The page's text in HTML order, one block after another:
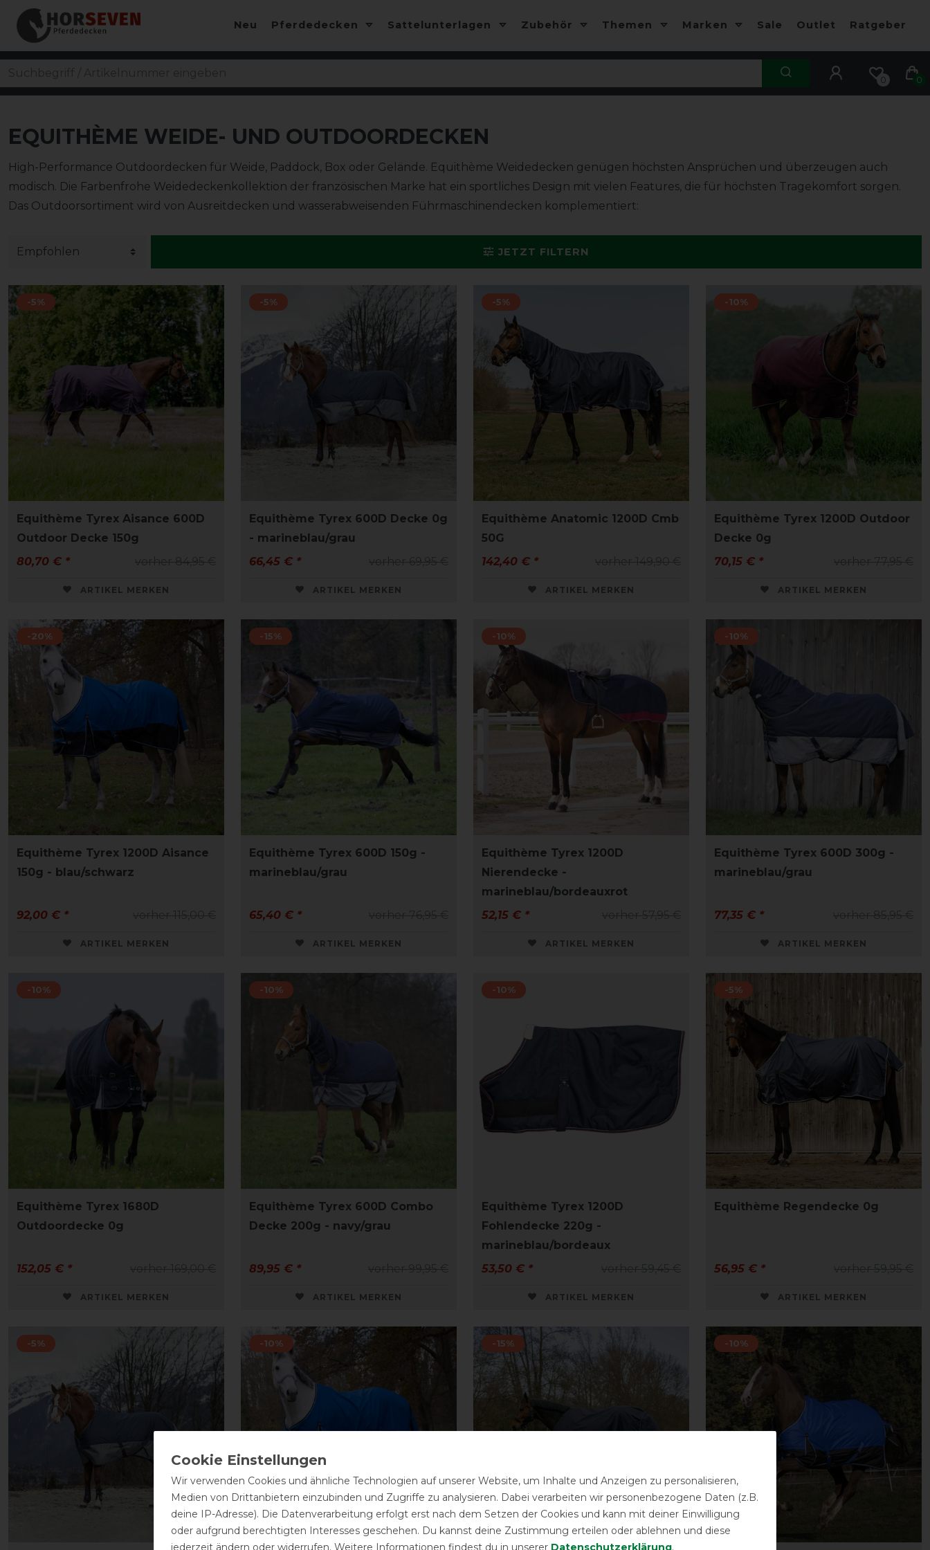
Neu Pferdedecken Sattelunterlagen Zubehör Themen Marken Sale Outlet Ratgeber
0 0
EQUITHÈME WEIDE- UND OUTDOORDECKEN
High-Performance Outdoordecken für Weide, Paddock, Box oder Gelände. Equithème Weidedecken genügen höchsten Ansprüchen und überzeugen auch
modisch. Die Farbenfrohe Weidedeckenkollektion der französischen Marke hat ein sportliches Design mit vielen Features, die für höchsten Tragekomfort sorgen.
Das Outdoorsortiment wird von Ausreitdecken und wasserabweisenden Führmaschinendecken komplementiert:
JETZT FILTERN
-5%
Equithème Tyrex Aisance 600D
Outdoor Decke 150g
80,70 € *
ARTIKEL MERKEN
-5%
Equithème Tyrex 600D Decke 0g
- marineblau/grau
66,45 € *
ARTIKEL MERKEN
-5%
Equithème Anatomic 1200D Cmb
50G
142,40 € *
ARTIKEL MERKEN
-10%
Equithème Tyrex 1200D Outdoor
Decke 0g
70,15 € *
ARTIKEL MERKEN
-20%
Equithème Tyrex 1200D Aisance
150g - blau/schwarz
92,00 € *
ARTIKEL MERKEN
-15%
Equithème Tyrex 600D 150g -
marineblau/grau
65,40 € *
ARTIKEL MERKEN
-10%
Equithème Tyrex 1200D
Nierendecke -
marineblau/bordeauxrot
52,15 € *
ARTIKEL MERKEN
-10%
Equithème Tyrex 600D 300g -
marineblau/grau
77,35 € *
ARTIKEL MERKEN
-10%
Equithème Tyrex 1680D
Outdoordecke 0g
152,05 € *
ARTIKEL MERKEN
-10%
Equithème Tyrex 600D Combo
Decke 200g - navy/grau
89,95 € *
ARTIKEL MERKEN
-10%
Equithème Tyrex 1200D
Fohlendecke 220g -
marineblau/bordeaux
53,50 € *
ARTIKEL MERKEN
-5%
Equithème Regendecke 0g
56,95 € *
ARTIKEL MERKEN
-5% -10% -15% -10%
Wir verwenden Cookies und ähnliche Technologien auf unserer Website, um Inhalte und Anzeigen zu personalisieren,
Medien von Drittanbietern einzubinden und Zugriffe zu analysieren. Dabei verarbeiten wir personenbezogene Daten (z.B.
deine IP-Adresse). Die Datenverarbeitung erfolgt erst nach dem Setzen der Cookies und kann mit deiner Einwilligung
oder aufgrund berechtigten Interesses geschehen. Du kannst deine Zustimmung erteilen oder ablehnen und diese
jederzeit ändern oder widerrufen. Weitere Informationen findest du in unserer Daten­schutz­erklärung.